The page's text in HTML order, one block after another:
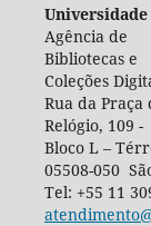
Universidade
Agência de
Bibliotecas e
Coleções
Rua da Praça
Relógio, 109 -
Bloco L –
05508-050
Tel: +55 11